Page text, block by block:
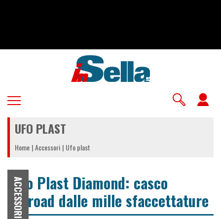
UFO PLAST
Home Accessori Ufo plast
ACCESSORI
Ufo Plast Diamond: casco
offroad dalle mille sfaccettature